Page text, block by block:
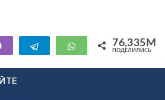
Telegram WhatsApp76,335M
ПОДЕЛИЛИСЬ